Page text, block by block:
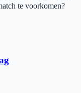
te voorkomen?